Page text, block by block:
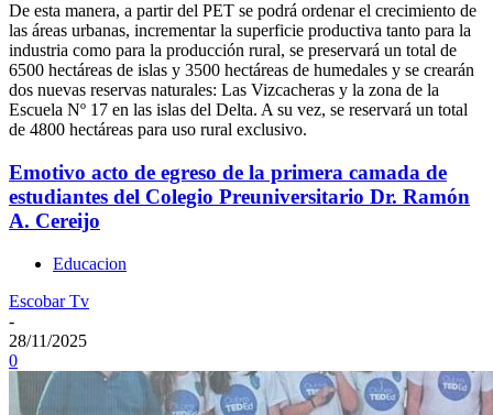
De esta manera, a partir del PET se podrá ordenar el crecimiento de
las áreas urbanas, incrementar la superficie productiva tanto para la
industria como para la producción rural, se preservará un total de
6500 hectáreas de islas y 3500 hectáreas de humedales y se crearán
dos nuevas reservas naturales: Las Vizcacheras y la zona de la
Escuela Nº 17 en las islas del Delta. A su vez, se reservará un total
de 4800 hectáreas para uso rural exclusivo.
Emotivo acto de egreso de la primera camada de
estudiantes del Colegio Preuniversitario Dr. Ramón
A. Cereijo
Educacion
Escobar Tv
-
28/11/2025
0